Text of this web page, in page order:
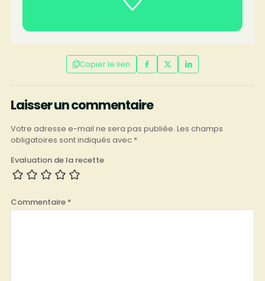
Copier le lien
Laisser un commentaire
Votre adresse e-mail ne sera pas publiée. Les champs
obligatoires sont indiqués avec *
Evaluation de la recette
Commentaire *